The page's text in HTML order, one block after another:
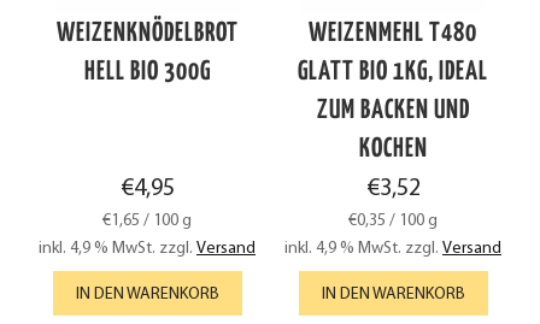
WEIZENKNÖDELBROT
HELL BIO 300G
€4,95
€1,65 / 100 g
inkl. 4,9 % MwSt. zzgl. Versand
IN DEN WARENKORB
WEIZENMEHL T480
GLATT BIO 1KG, IDEAL
ZUM BACKEN UND
KOCHEN
€3,52
€0,35 / 100 g
inkl. 4,9 % MwSt. zzgl. Versand
IN DEN WARENKORB